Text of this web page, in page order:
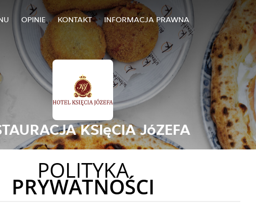
OPINIE KONTAKT INFORMACJA PRAWNA
KSIęCIA JóZEFA
POLITYKA
PRYWATNOŚCI